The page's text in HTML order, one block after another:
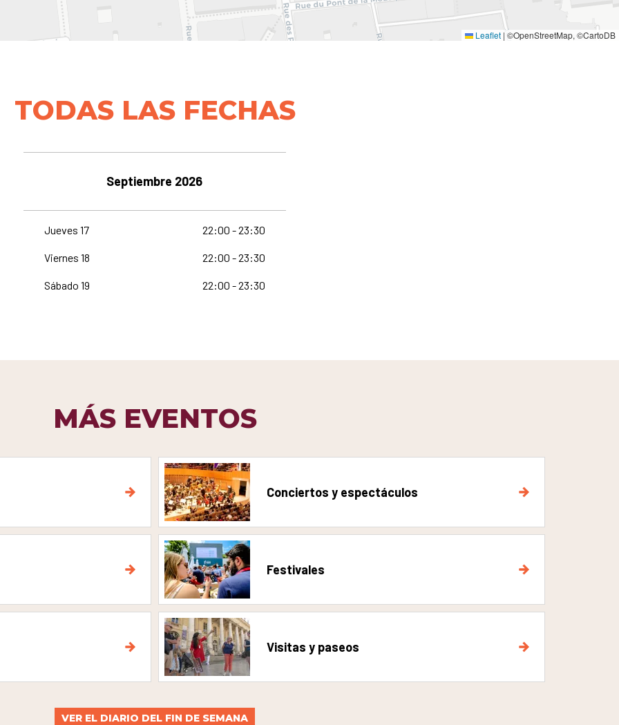
Leaflet | ©OpenStreetMap, ©CartoDB
TODAS LAS FECHAS
Septiembre 2026
Jueves 17 22:00 - 23:30
Viernes 18 22:00 - 23:30
Sábado 19 22:00 - 23:30
MÁS EVENTOS
Conciertos y espectáculos
Festivales
Visitas y paseos
VER EL DIARIO DEL FIN DE SEMANA